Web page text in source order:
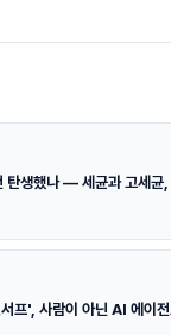
탄생했나 — 세균과 고세균,
프', 사람이 아닌 AI 에이